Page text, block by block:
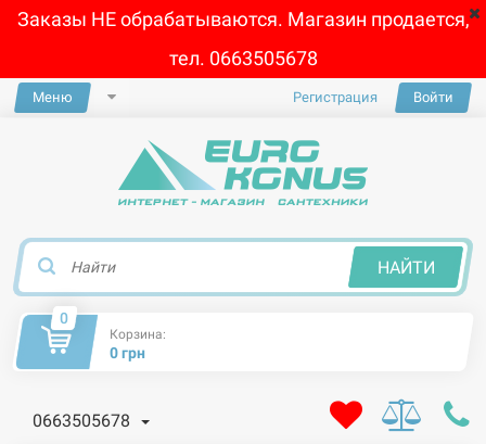
Заказы НЕ обрабатываются. Магазин продается,
тел. 0663505678
Меню Регистрация Войти
НАЙТИ
0
Корзина:
0 грн
0663505678